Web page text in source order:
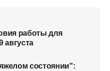
работы для
августа
состоянии":